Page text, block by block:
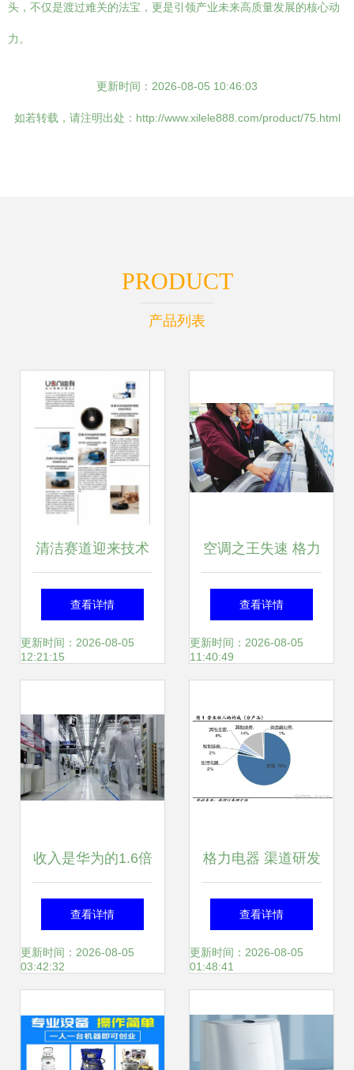
头，不仅是渡过难关的法宝，更是引领产业未来高质量发展的核心动
力。
更新时间：2026-08-05 10:46:03
如若转载，请注明出处：http://www.xilele888.com/product/75.html
PRODUCT
产品列表
清洁赛道迎来技术
跃进浪潮 日本Uoni
由利如何风靡海内
查看详情
更新时间：2026-08-05
12:21:15
空调之王失速 格力
如何被美的逆袭，
中国家电第一易主
查看详情
更新时间：2026-08-05
11:40:49
收入是华为的1.6倍
韩国这家企业三家
公司跻身世界500
创新
查看详情
更新时间：2026-08-05
03:42:32
格力电器 渠道研发
壁垒高筑，超级现
金牛演绎家电巨头
查看详情
更新时间：2026-08-05
01:48:41